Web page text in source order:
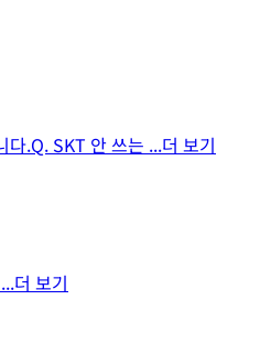
다.Q. SKT 안 쓰는 ...더 보기
...더 보기